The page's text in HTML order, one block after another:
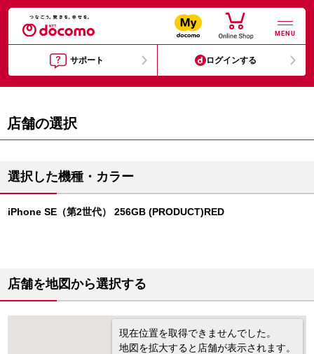
MENU
サポート ログインする
店舗の選択
選択した機種・カラー
iPhone SE（第2世代） 256GB (PRODUCT)RED
店舗を地図から選択する
現在位置を取得できませんでした。
地図を拡大すると店舗が表示されます。